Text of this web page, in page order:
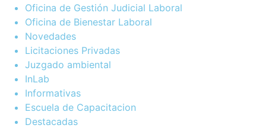
Oficina de Gestión Judicial Laboral
Oficina de Bienestar Laboral
Novedades
Licitaciones Privadas
Juzgado ambiental
InLab
Informativas
Escuela de Capacitacion
Destacadas